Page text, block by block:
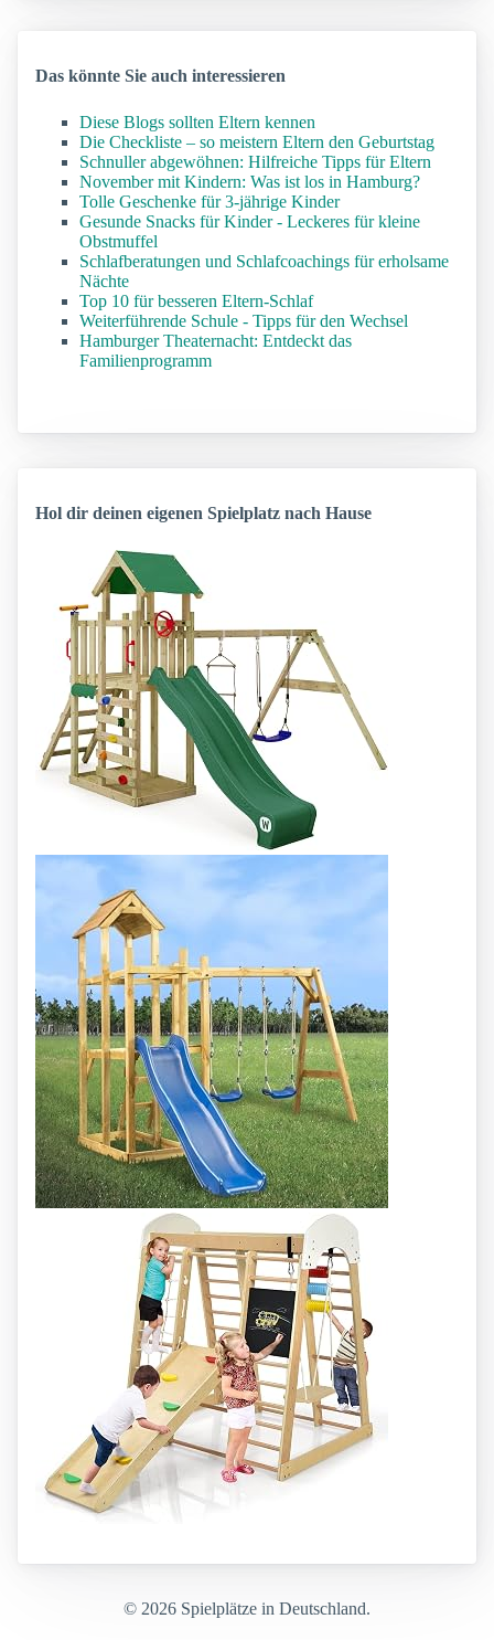
Das könnte Sie auch interessieren
Diese Blogs sollten Eltern kennen
Die Checkliste – so meistern Eltern den Geburtstag
Schnuller abgewöhnen: Hilfreiche Tipps für Eltern
November mit Kindern: Was ist los in Hamburg?
Tolle Geschenke für 3-jährige Kinder
Gesunde Snacks für Kinder - Leckeres für kleine
Obstmuffel
Schlafberatungen und Schlafcoachings für erholsame
Nächte
Top 10 für besseren Eltern-Schlaf
Weiterführende Schule - Tipps für den Wechsel
Hamburger Theaternacht: Entdeckt das
Familienprogramm
Hol dir deinen eigenen Spielplatz nach Hause
© 2026 Spielplätze in Deutschland.